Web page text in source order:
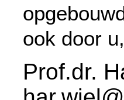
ook door
Prof.dr.